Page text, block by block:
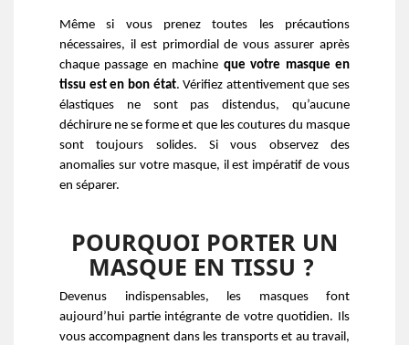
Même si vous prenez toutes les précautions
nécessaires, il est primordial de vous assurer après
chaque passage en machine que votre masque en
tissu est en bon état. Vérifiez attentivement que ses
élastiques ne sont pas distendus, qu’aucune
déchirure ne se forme et que les coutures du masque
sont toujours solides. Si vous observez des
anomalies sur votre masque, il est impératif de vous
en séparer.
POURQUOI PORTER UN
MASQUE EN TISSU ?
Devenus indispensables, les masques font
aujourd’hui partie intégrante de votre quotidien. Ils
vous accompagnent dans les transports et au travail,